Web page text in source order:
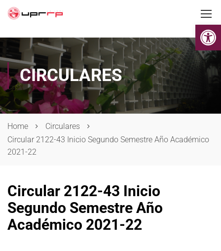
CIRCULARES
Home
Circulares
Circular 2122-43 Inicio Segundo Semestre Año Académico
2021-22
Circular 2122-43 Inicio
Segundo Semestre Año
Académico 2021-22